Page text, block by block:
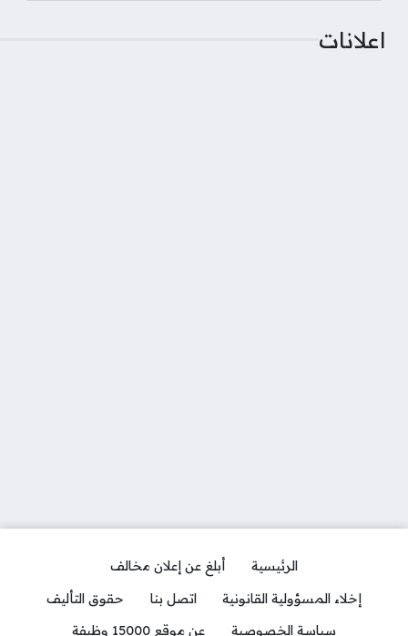
اعلانات
الرئيسية
أبلغ عن إعلان مخالف
إخلاء المسؤولية القانونية
اتصل بنا
حقوق التأليف
سياسة الخصوصية
عن موقع 15000 وظيفة